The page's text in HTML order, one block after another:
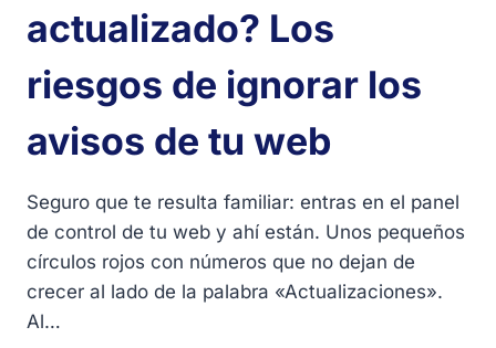
actualizado? Los
riesgos de ignorar los
avisos de tu web
Seguro que te resulta familiar: entras en el panel
de control de tu web y ahí están. Unos pequeños
círculos rojos con números que no dejan de
crecer al lado de la palabra «Actualizaciones».
Al…